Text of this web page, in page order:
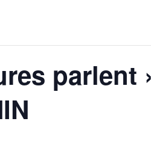
parlent